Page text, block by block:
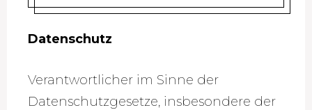
Datenschutz
Verantwortlicher im Sinne der
Datenschutzgesetze, insbesondere der